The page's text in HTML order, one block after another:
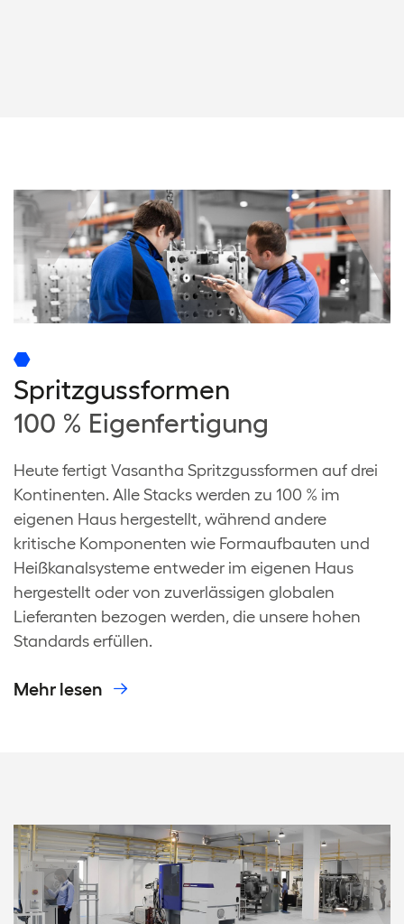
Spritzgussformen
100 % Eigenfertigung
Heute fertigt Vasantha Spritzgussformen auf drei
Kontinenten. Alle Stacks werden zu 100 % im
eigenen Haus hergestellt, während andere
kritische Komponenten wie Formaufbauten und
Heißkanalsysteme entweder im eigenen Haus
hergestellt oder von zuverlässigen globalen
Lieferanten bezogen werden, die unsere hohen
Standards erfüllen.
Mehr lesen